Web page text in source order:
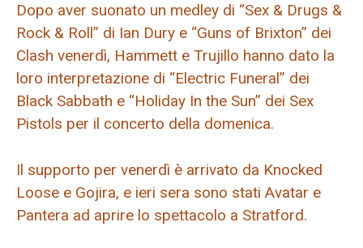
Dopo aver suonato un medley di “Sex & Drugs &
Rock & Roll” di Ian Dury e “Guns of Brixton” dei
Clash venerdì, Hammett e Trujillo hanno dato la
loro interpretazione di “Electric Funeral” dei
Black Sabbath e “Holiday In the Sun” dei Sex
Pistols per il concerto della domenica.
Il supporto per venerdì è arrivato da Knocked
Loose e Gojira, e ieri sera sono stati Avatar e
Pantera ad aprire lo spettacolo a Stratford.